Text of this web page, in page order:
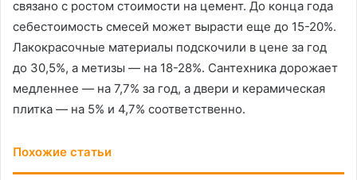
связано с ростом стоимости на цемент. До конца года
себестоимость смесей может вырасти еще до 15-20%.
Лакокрасочные материалы подскочили в цене за год
до 30,5%, а метизы — на 18-28%. Сантехника дорожает
медленнее — на 7,7% за год, а двери и керамическая
плитка — на 5% и 4,7% соответственно.
Похожие статьи